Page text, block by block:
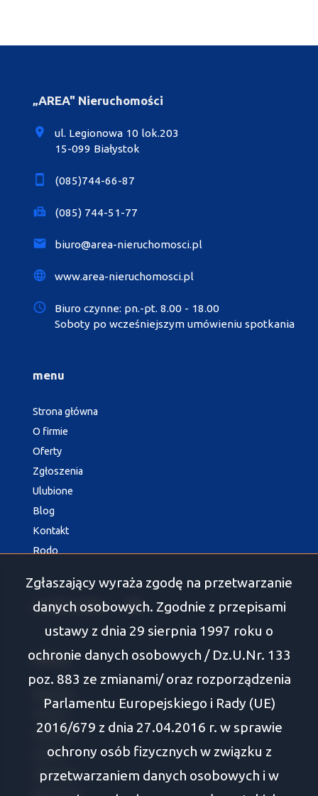
„AREA" Nieruchomości
ul. Legionowa 10 lok.203
15-099 Białystok
(085)744-66-87
(085) 744-51-77
biuro@area-nieruchomosci.pl
www.area-nieruchomosci.pl
Biuro czynne: pn.-pt. 8.00 - 18.00
Soboty po wcześniejszym umówieniu spotkania
menu
Strona główna
O firmie
Oferty
Zgłoszenia
Ulubione
Blog
Kontakt
Rodo
social media Facebook
Oferty
Wasilków
Supraśl
Zabłudów
Zgłaszający wyraża zgodę na przetwarzanie
danych osobowych. Zgodnie z przepisami
ustawy z dnia 29 sierpnia 1997 roku o
ochronie danych osobowych / Dz.U.Nr. 133
poz. 883 ze zmianami/ oraz rozporządzenia
Parlamentu Europejskiego i Rady (UE)
2016/679 z dnia 27.04.2016 r. w sprawie
ochrony osób fizycznych w związku z
przetwarzaniem danych osobowych i w